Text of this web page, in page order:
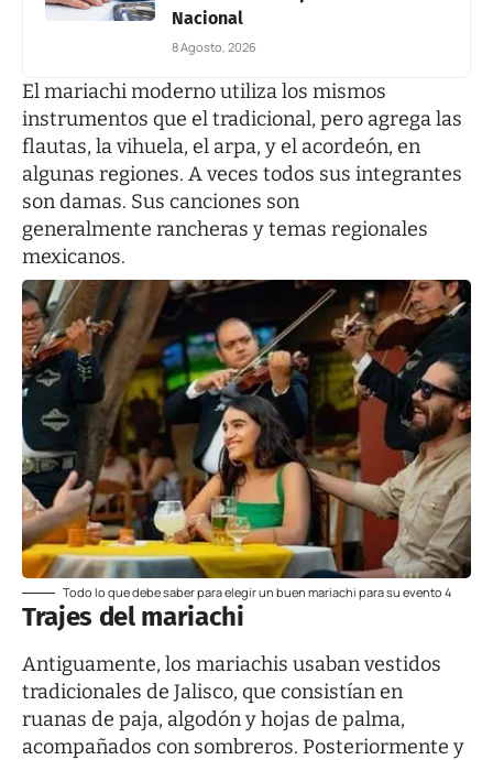
Nacional
8 Agosto, 2026
El mariachi moderno utiliza los mismos
instrumentos que el tradicional, pero agrega las
flautas, la vihuela, el arpa, y el acordeón, en
algunas regiones. A veces todos sus integrantes
son damas. Sus canciones son
generalmente rancheras y temas regionales
mexicanos.
Todo lo que debe saber para elegir un buen mariachi para su evento 4
Trajes del mariachi
Antiguamente, los mariachis usaban vestidos
tradicionales de Jalisco, que consistían en
ruanas de paja, algodón y hojas de palma,
acompañados con sombreros. Posteriormente y